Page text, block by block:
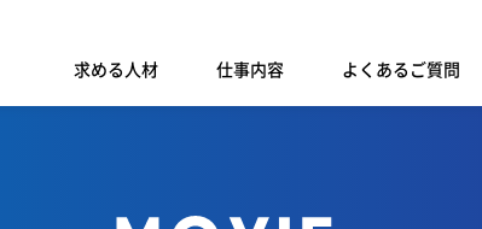
求める人材 仕事内容 よくあるご質問